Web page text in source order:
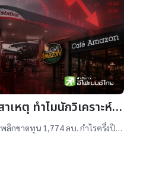
เหตุ ทำไมนักวิเคราะห์
ลิกขาดทุน 1,774 ลบ. กำไรครึ่งปี
เทรดต่ำ IPO แต่ 14 โบรกฯ ยัง